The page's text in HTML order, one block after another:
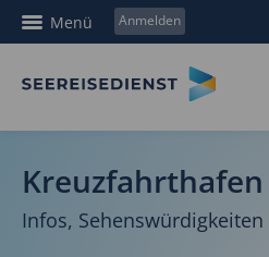
Menü Anmelden
Kreuzfahrthafen
Infos,